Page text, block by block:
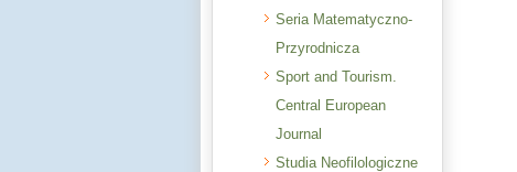
Seria Matematyczno-
Przyrodnicza
Sport and Tourism.
Central European
Journal
Studia Neofilologiczne